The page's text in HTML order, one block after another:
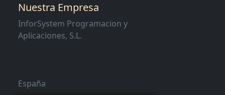
Nuestra Empresa
InforSystem Programacion y
Aplicaciones, S.L.
España